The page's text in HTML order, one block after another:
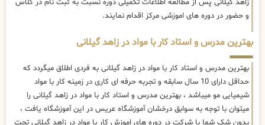
زاهد گیلانی پس از مطالعه اطلاعات تکمیلی دوره نسبت به ثبت نام در کلاس
و حضور در دوره های اموزشی مرکز اقدام نمایند.
بهترین مدرس و استاد کار با مواد در زاهد گیلانی
بهترین مدرس و استاد کار با مواد در زاهد گیلانی به فردی اطلاق میگردد که
حداقل دارای 10 سال سابقه و تجربه حرفه ای کاری در زمینه کار با مواد
شیمیایی مو میباشد ، بهترین مدرس و استاد کار با مواد در زاهد گیلانی را
میتوان با توجه به سوابق درخشان آموزشگاه عریس در این آموزشگاه یافت ،
بدون شک شما با شرکت در دوره های اموزش کار با مواد در زاهد گیلانی تحت